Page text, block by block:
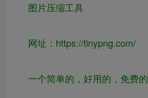
图片压缩工具
网址： https://tinypng.com/
一个简单的，好用的，免费的